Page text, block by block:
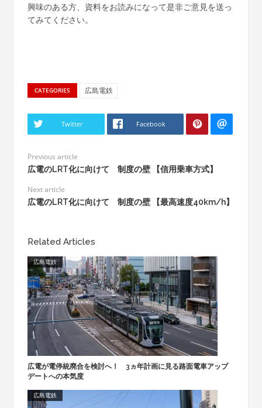
興味のある方、資料をお読みになって是非ご意見を送っ
てみてください。
CATEGORIES 広島電鉄
Twitter Facebook
Previous article
広電のLRT化に向けて 制度の壁 【信用乗車方式】
Next article
広電のLRT化に向けて 制度の壁 【最高速度40km/h】
Related Articles
広島電鉄
広電が電停統廃合を検討へ！ 3ヵ年計画に見る路面電車アップ
デートへの本気度
広島電鉄